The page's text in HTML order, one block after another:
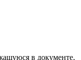
в документе,